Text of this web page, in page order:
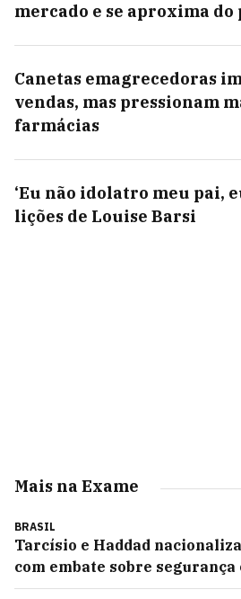
mercado e se aproxima do
Canetas emagrecedoras
vendas, mas pressionam
farmácias
‘Eu não idolatro meu pai,
lições de Louise Barsi
Mais na Exame
BRASIL
Tarcísio e Haddad
com embate sobre